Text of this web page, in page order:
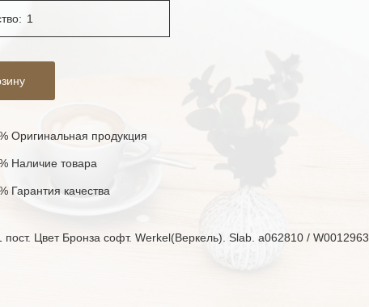
Оригинальная продукция
Наличие товара
Гарантия качества
пост. Цвет Бронза софт. Werkel(Веркель). Slab. a062810 / W0012963